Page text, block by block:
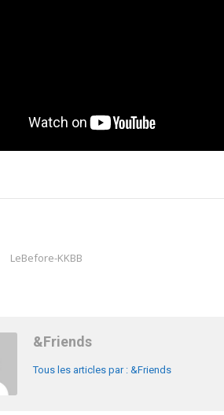
LeBefore-KKBB
&Friends
Tous les articles par : &Friends